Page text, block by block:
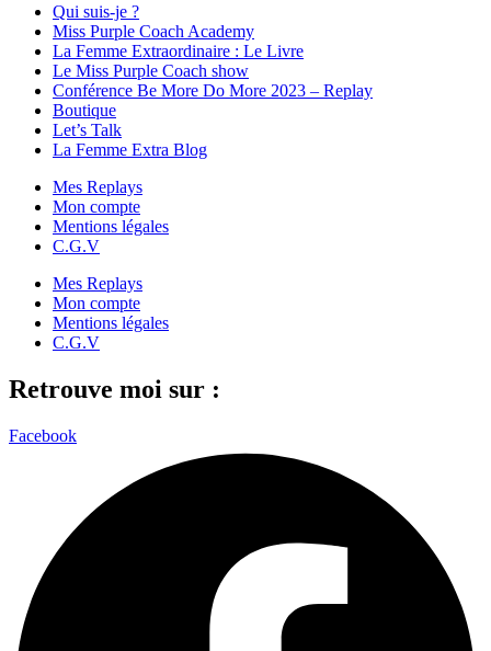
Qui suis-je ?
Miss Purple Coach Academy
La Femme Extraordinaire : Le Livre
Le Miss Purple Coach show
Conférence Be More Do More 2023 – Replay
Boutique
Let’s Talk
La Femme Extra Blog
Mes Replays
Mon compte
Mentions légales
C.G.V
Mes Replays
Mon compte
Mentions légales
C.G.V
Retrouve moi sur :
Facebook